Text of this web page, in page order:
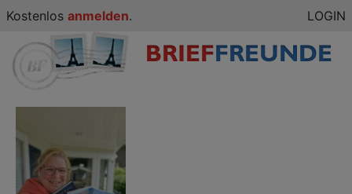
Kostenlos anmelden. LOGIN